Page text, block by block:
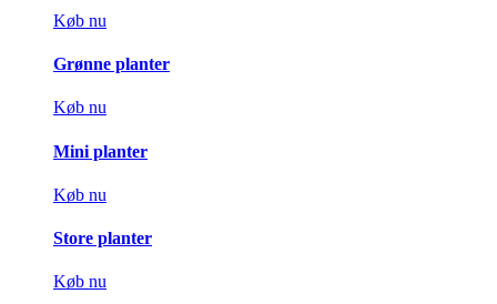
Køb nu
Grønne planter
Køb nu
Mini planter
Køb nu
Store planter
Køb nu